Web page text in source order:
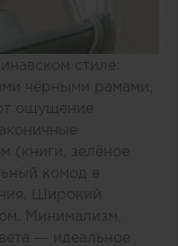
стиле:
чёрными рамами,
ощущение
(книги, зелёное
комод в
Широкий
Минимализм,
— идеальное